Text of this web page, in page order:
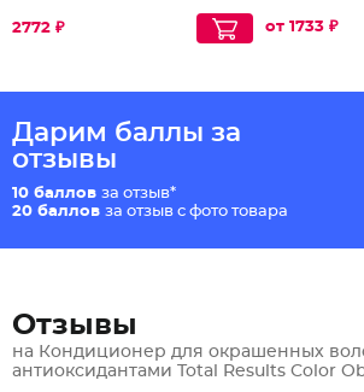
2772 ₽ от 1733 ₽
Дарим баллы за
отзывы
10 баллов за отзыв*
20 баллов за отзыв с фото товара
Отзывы
на Кондиционер для окрашенных
антиоксидантами Total Results Color